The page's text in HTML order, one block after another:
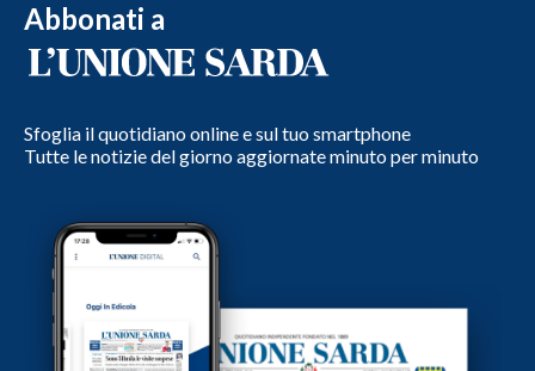
Abbonati a
Sfoglia il quotidiano online e sul tuo smartphone
Tutte le notizie del giorno aggiornate minuto per minuto